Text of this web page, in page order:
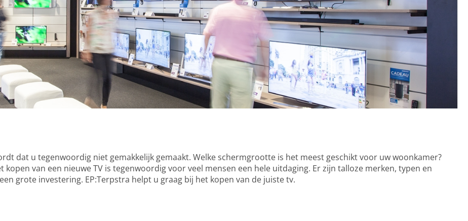
dat u tegenwoordig niet gemakkelijk gemaakt. Welke schermgrootte is het meest geschikt voor uw woonkamer?
kopen van een nieuwe TV is tegenwoordig voor veel mensen een hele uitdaging. Er zijn talloze merken, typen en
grote investering. EP:Terpstra helpt u graag bij het kopen van de juiste tv.